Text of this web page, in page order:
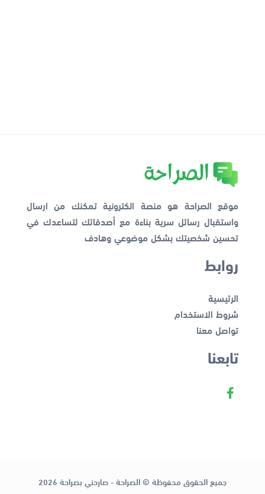
موقع الصراحة هو منصة الكترونية تمكنك من ارسال
واستقبال رسائل سرية بناءة مع أصدقائك لتساعدك في
تحسين شخصيتك بشكل موضوعي وهادف
روابط
الرئيسية
شروط الاستخدام
تواصل معنا
تابعنا
جميع الحقوق محفوظة © الصراحة - صارحني بصراحة 2026